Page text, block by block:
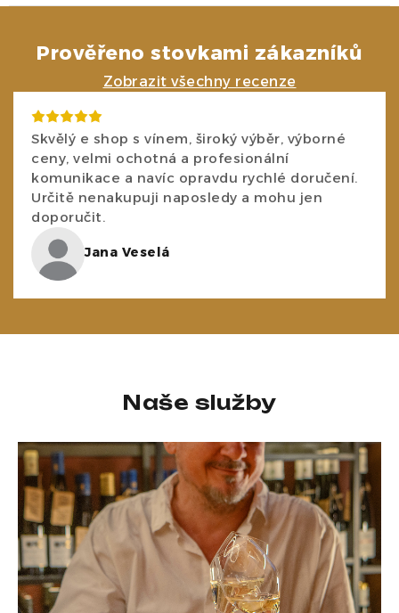
Prověřeno stovkami zákazníků
Zobrazit všechny recenze
Skvělý e shop s vínem, široký výběr, výborné
ceny, velmi ochotná a profesionální
komunikace a navíc opravdu rychlé doručení.
Určitě nenakupuji naposledy a mohu jen
doporučit.
Jana Veselá
Naše služby